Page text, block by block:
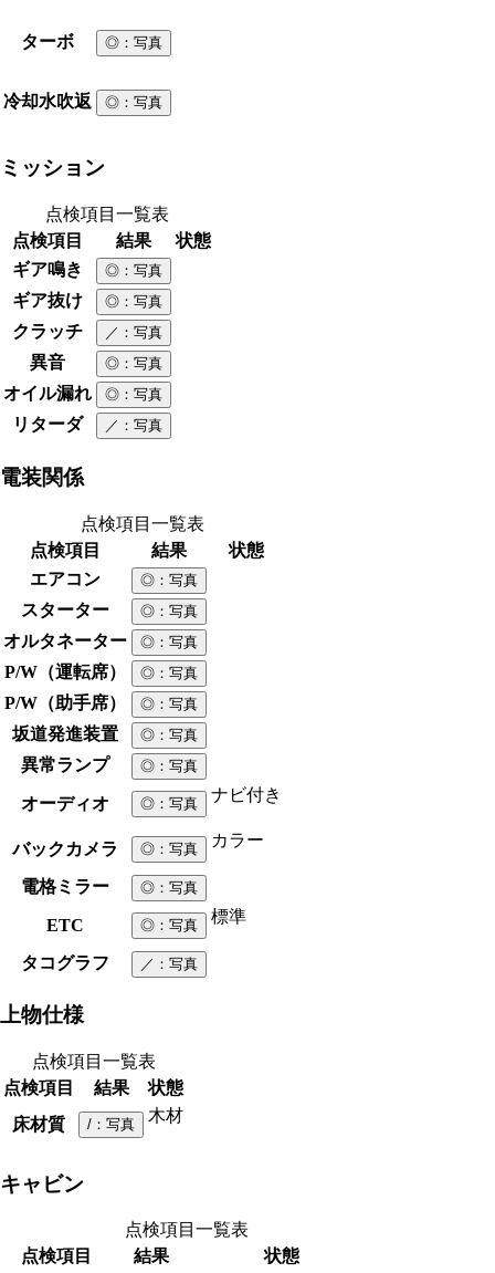
ターボ ◎ ：写真
冷却水吹返 ◎ ：写真
ミッション
点検項目一覧表
点検項目
結果
状態
ギア鳴き
◎ ：写真
ギア抜け ◎ ：写真
クラッチ ／ ：写真
異音 ◎ ：写真
オイル漏れ ◎ ：写真
リターダ ／ ：写真
電装関係
点検項目一覧表
点検項目
結果
状態
エアコン
◎ ：写真
スターター ◎ ：写真
オルタネーター ◎ ：写真
P/W（運転席） ◎ ：写真
P/W（助手席） ◎ ：写真
坂道発進装置 ◎ ：写真
異常ランプ ◎ ：写真
オーディオ ◎ ：写真 ナビ付き
バックカメラ ◎ ：写真 カラー
電格ミラー ◎ ：写真
ETC ◎ ：写真 標準
タコグラフ ／ ：写真
上物仕様
点検項目一覧表
点検項目
結果
状態
床材質
/ ：写真 木材
キャビン
点検項目一覧表
点検項目
結果
状態